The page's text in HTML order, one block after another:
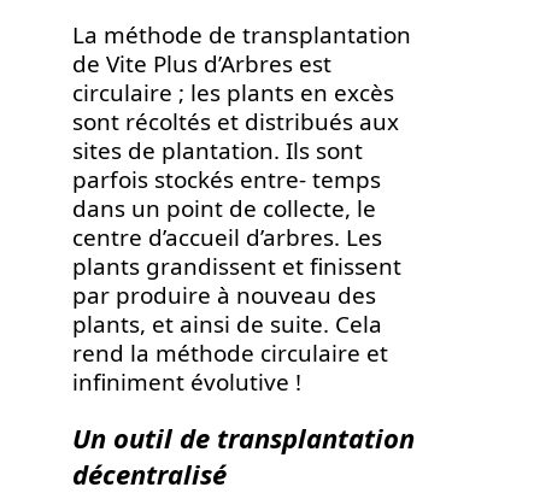
La méthode de transplantation
de Vite Plus d’Arbres est
circulaire ; les plants en excès
sont récoltés et distribués aux
sites de plantation. Ils sont
parfois stockés entre- temps
dans un point de collecte, le
centre d’accueil d’arbres. Les
plants grandissent et finissent
par produire à nouveau des
plants, et ainsi de suite. Cela
rend la méthode circulaire et
infiniment évolutive !
Un outil de transplantation
décentralisé